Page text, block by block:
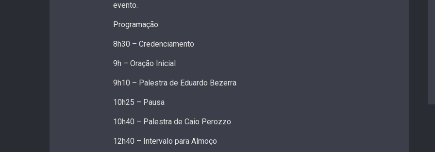
evento.
Programação:
8h30 – Credenciamento
9h – Oração Inicial
9h10 – Palestra de Eduardo Bezerra
10h25 – Pausa
10h40 – Palestra de Caio Perozzo
12h40 – Intervalo para Almoço